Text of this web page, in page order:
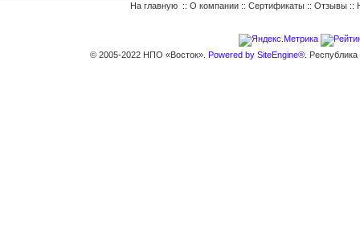
На главную :: О компании :: Сертификаты :: Отзывы ::
© 2005-2022 НПО «Восток». Powered by SiteEngine®.